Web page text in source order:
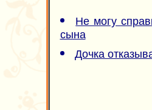
Не могу
сына
Дочка